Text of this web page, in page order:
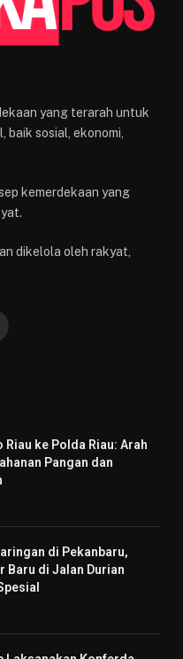
yang terarah untuk
sosial, ekonomi,
kemerdekaan yang
dikelola oleh rakyat,
Riau ke Polda Riau: Arah
Pangan dan
di Pekanbaru,
Baru di Jalan Durian